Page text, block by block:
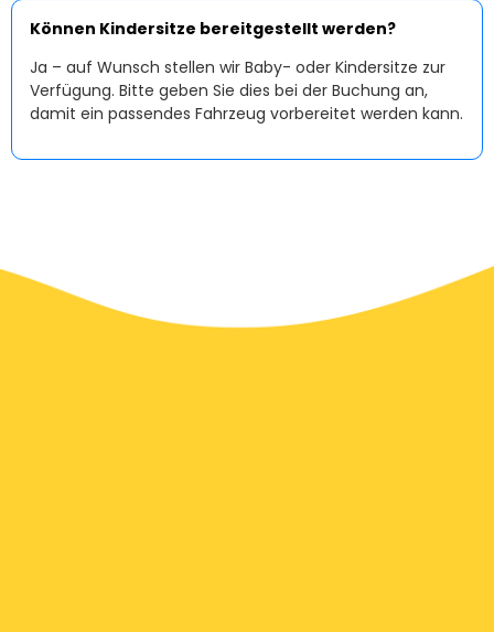
Können Kindersitze bereitgestellt werden?
Ja – auf Wunsch stellen wir Baby- oder Kindersitze zur
Verfügung. Bitte geben Sie dies bei der Buchung an,
damit ein passendes Fahrzeug vorbereitet werden kann.